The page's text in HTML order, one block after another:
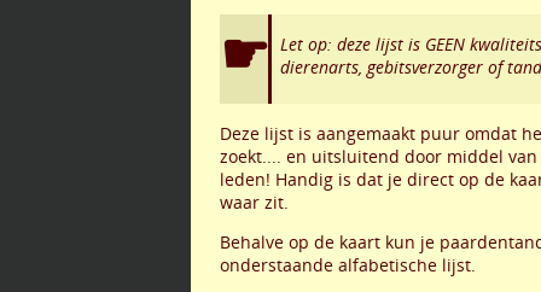
Let op: deze lijst is GEEN
dierenarts, gebitsverzorger of
Deze lijst is aangemaakt puur omdat
zoekt.... en uitsluitend door middel
leden! Handig is dat je direct op de
waar zit.
Behalve op de kaart kun je
onderstaande alfabetische lijst.